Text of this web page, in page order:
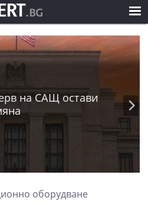
на САЩ остави
оборудване